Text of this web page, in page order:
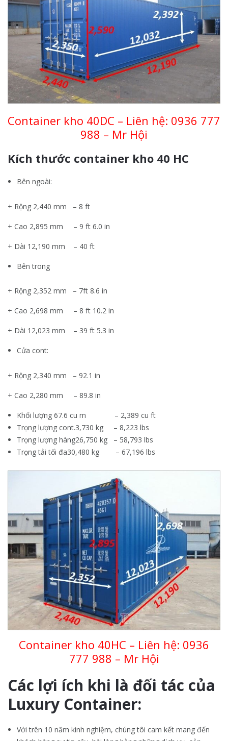
Container kho 40DC – Liên hệ: 0936 777
988 – Mr Hội
Kích thước container kho 40 HC
Bên ngoài:
+ Rộng 2,440 mm – 8 ft
+ Cao 2,895 mm – 9 ft 6.0 in
+ Dài 12,190 mm – 40 ft
Bên trong
+ Rộng 2,352 mm – 7ft 8.6 in
+ Cao 2,698 mm – 8 ft 10.2 in
+ Dài 12,023 mm – 39 ft 5.3 in
Cửa cont:
+ Rộng 2,340 mm – 92.1 in
+ Cao 2,280 mm – 89.8 in
Khối lượng 67.6 cu m – 2,389 cu ft
Trọng lượng cont.3,730 kg – 8,223 lbs
Trọng lượng hàng26,750 kg – 58,793 lbs
Trọng tải tối đa30,480 kg – 67,196 lbs
Container kho 40HC – Liên hệ: 0936
777 988 – Mr Hội
Các lợi ích khi là đối tác của
Luxury Container:
Với trên 10 năm kinh nghiệm, chúng tôi cam kết mang đến